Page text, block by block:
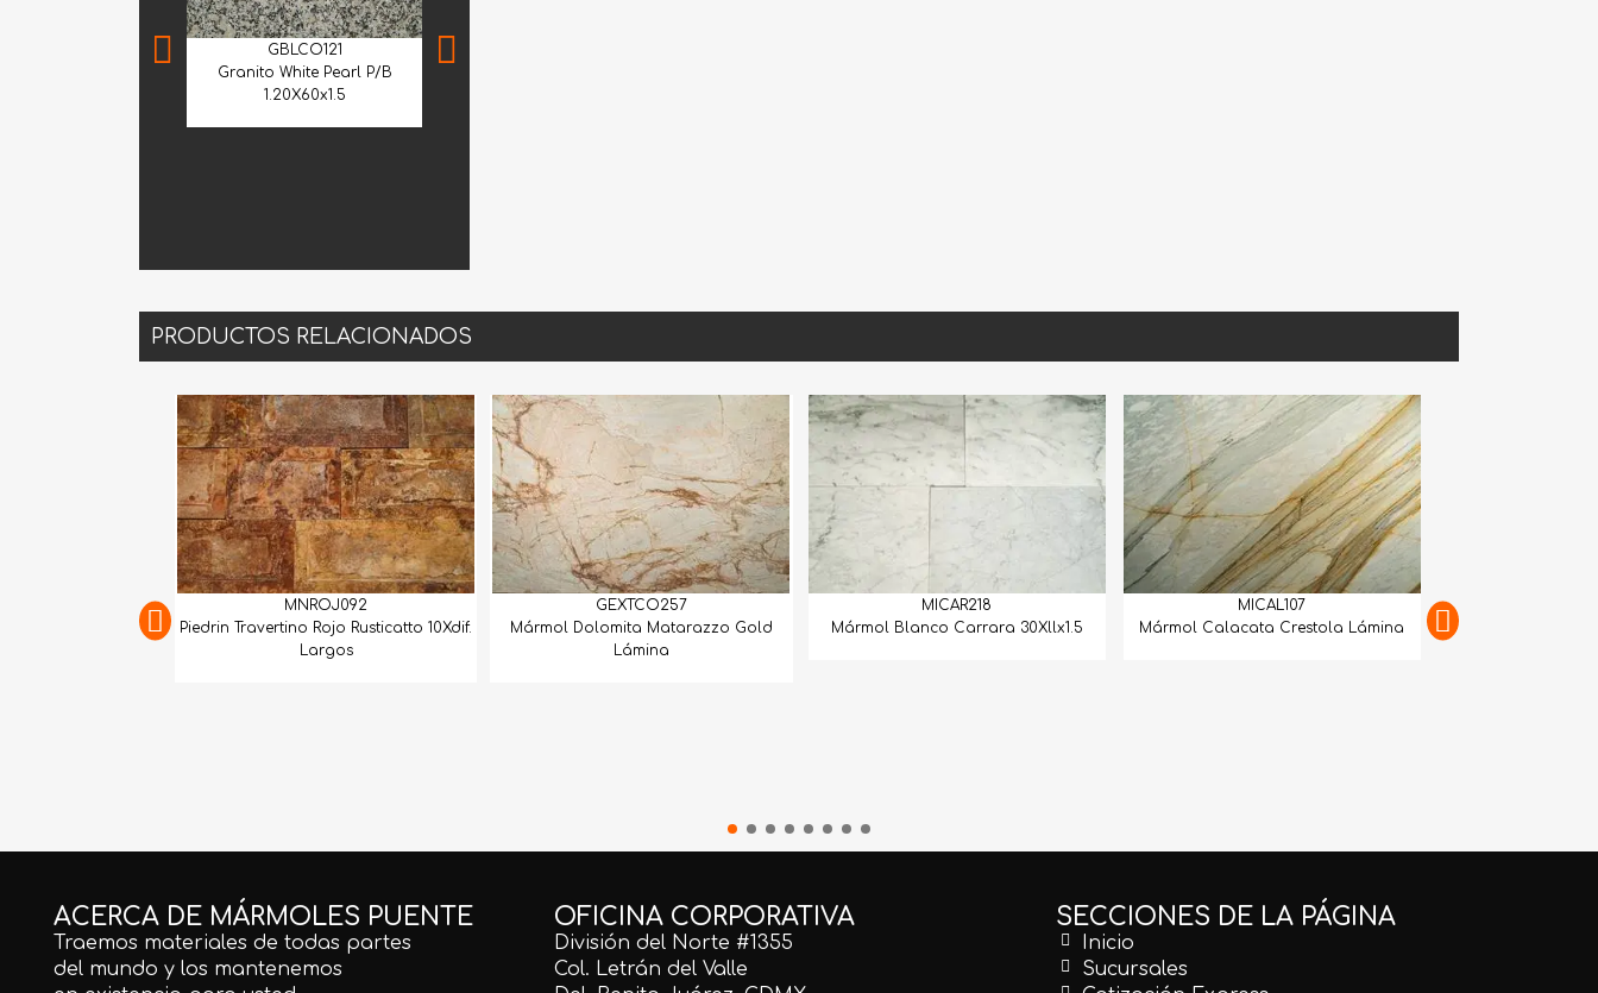
GBLCO121
Granito White Pearl P/B
1.20X60x1.5
PRODUCTOS RELACIONADOS
MNROJ092
Piedrin Travertino Rojo Rusticatto 10Xdif.
Largos
GEXTCO257
Mármol Dolomita Matarazzo Gold
Lámina
MICAR218
Mármol Blanco Carrara 30Xllx1.5
MICAL107
Mármol Calacata Crestola Lámina
ACERCA DE MÁRMOLES PUENTE
Traemos materiales de todas partes
del mundo y los mantenemos
OFICINA CORPORATIVA
División del Norte #1355
Col. Letrán del Valle
SECCIONES DE LA PÁGINA
Inicio
Sucursales